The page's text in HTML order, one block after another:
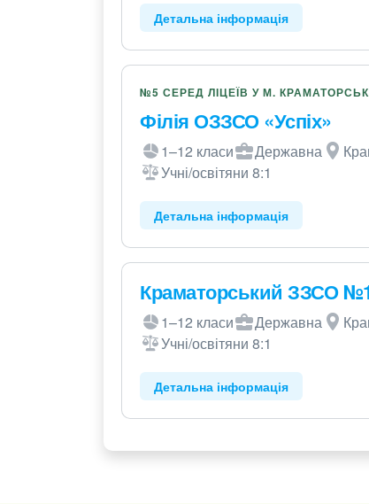
Детальна інформація
№5 СЕРЕД ЛІЦЕЇВ У М. КРАМАТОРСЬК
Філія ОЗЗСО «Успіх»
1–12 класи Державна
Учні/освітяни 8:1
Детальна інформація
Краматорський ЗЗСО
1–12 класи Державна
Учні/освітяни 8:1
Детальна інформація